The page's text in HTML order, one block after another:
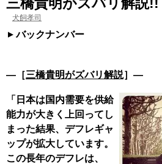
犬飼孝司
バックナンバー
―［三橋貴明がズバリ解説］―
「日本は国内需要を供給
能力が大きく上回ってし
まった結果、デフレギャ
ップが拡大しています。
この長年のデフレは、